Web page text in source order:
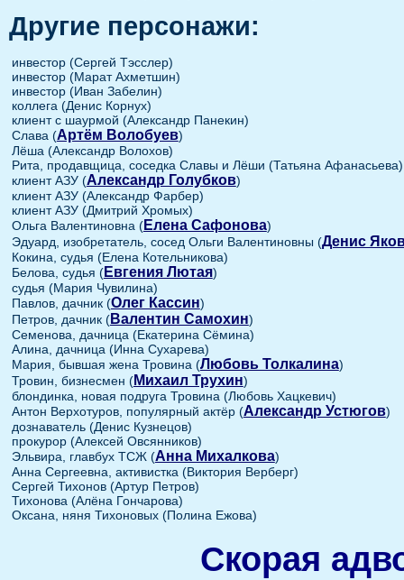
Другие персонажи:
инвестор (Сергей Тэсслер)
инвестор (Марат Ахметшин)
инвестор (Иван Забелин)
коллега (Денис Корнух)
клиент с шаурмой (Александр Панекин)
Слава (Артём Волобуев)
Лёша (Александр Волохов)
Рита, продавщица, соседка Славы и Лёши (Татьяна Афанасьева)
клиент АЗУ (Александр Голубков)
клиент АЗУ (Александр Фарбер)
клиент АЗУ (Дмитрий Хромых)
Ольга Валентиновна (Елена Сафонова)
Эдуард, изобретатель, сосед Ольги Валентиновны (Денис
Кокина, судья (Елена Котельникова)
Белова, судья (Евгения Лютая)
судья (Мария Чувилина)
Павлов, дачник (Олег Кассин)
Петров, дачник (Валентин Самохин)
Семенова, дачница (Екатерина Сёмина)
Алина, дачница (Инна Сухарева)
Мария, бывшая жена Тровина (Любовь Толкалина)
Тровин, бизнесмен (Михаил Трухин)
блондинка, новая подруга Тровина (Любовь Хацкевич)
Антон Верхотуров, популярный актёр (Александр Устюгов)
дознаватель (Денис Кузнецов)
прокурор (Алексей Овсянников)
Эльвира, главбух ТСЖ (Анна Михалкова)
Анна Сергеевна, активистка (Виктория Верберг)
Сергей Тихонов (Артур Петров)
Тихонова (Алёна Гончарова)
Оксана, няня Тихоновых (Полина Ежова)
Скорая